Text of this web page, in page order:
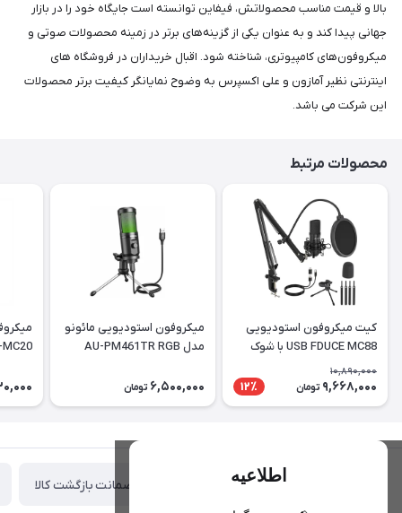
بالا و قیمت مناسب محصولاتش، فیفاین توانسته است جایگاه خود را در بازار
جهانی پیدا کند و به عنوان یکی از گزینه‌های برتر در زمینه محصولات صوتی و
میکروفون‌های کامپیوتری، شناخته شود. اقبال خریداران در فروشگاه های
اینترنتی نظیر آمازون و علی اکسپرس به وضوح نمایانگر کیفیت برتر محصولات
این شرکت می باشد.
محصولات مرتبط
کیت میکروفون استودیویی
USB FDUCE MC88 با شوک
ماونت
10,890,000
9,668,000 تومان 12٪
میکروفون استودیویی مائونو
مدل AU-PM461TR RGB
6,500,000 تومان
اطلاعیه
تحویل اکسپرس(با هماهنگی) ضمانت بازگشت کالا